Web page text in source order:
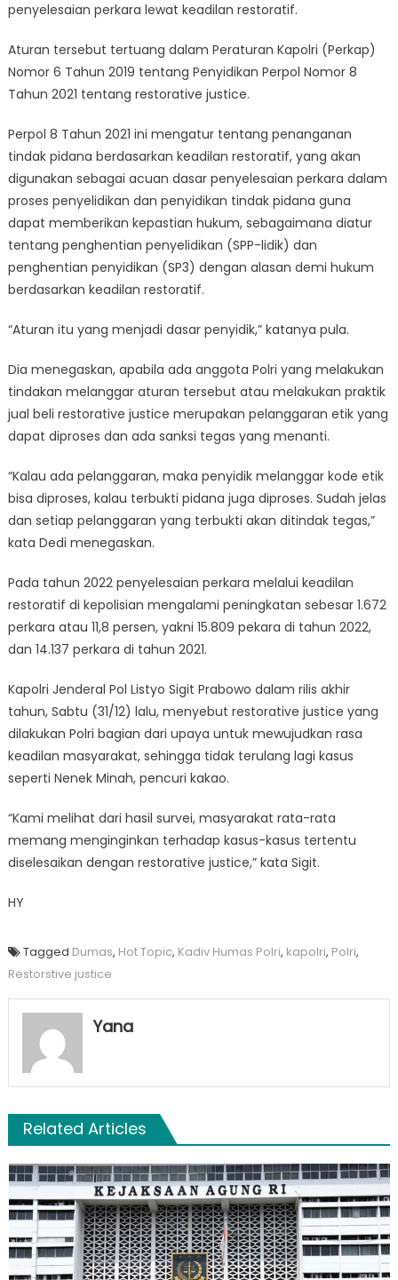
penyelesaian perkara lewat keadilan restoratif.
Aturan tersebut tertuang dalam Peraturan Kapolri (Perkap)
Nomor 6 Tahun 2019 tentang Penyidikan Perpol Nomor 8
Tahun 2021 tentang restorative justice.
Perpol 8 Tahun 2021 ini mengatur tentang penanganan
tindak pidana berdasarkan keadilan restoratif, yang akan
digunakan sebagai acuan dasar penyelesaian perkara dalam
proses penyelidikan dan penyidikan tindak pidana guna
dapat memberikan kepastian hukum, sebagaimana diatur
tentang penghentian penyelidikan (SPP-lidik) dan
penghentian penyidikan (SP3) dengan alasan demi hukum
berdasarkan keadilan restoratif.
“Aturan itu yang menjadi dasar penyidik,” katanya pula.
Dia menegaskan, apabila ada anggota Polri yang melakukan
tindakan melanggar aturan tersebut atau melakukan praktik
jual beli restorative justice merupakan pelanggaran etik yang
dapat diproses dan ada sanksi tegas yang menanti.
“Kalau ada pelanggaran, maka penyidik melanggar kode etik
bisa diproses, kalau terbukti pidana juga diproses. Sudah jelas
dan setiap pelanggaran yang terbukti akan ditindak tegas,”
kata Dedi menegaskan.
Pada tahun 2022 penyelesaian perkara melalui keadilan
restoratif di kepolisian mengalami peningkatan sebesar 1.672
perkara atau 11,8 persen, yakni 15.809 pekara di tahun 2022,
dan 14.137 perkara di tahun 2021.
Kapolri Jenderal Pol Listyo Sigit Prabowo dalam rilis akhir
tahun, Sabtu (31/12) lalu, menyebut restorative justice yang
dilakukan Polri bagian dari upaya untuk mewujudkan rasa
keadilan masyarakat, sehingga tidak terulang lagi kasus
seperti Nenek Minah, pencuri kakao.
“Kami melihat dari hasil survei, masyarakat rata-rata
memang menginginkan terhadap kasus-kasus tertentu
diselesaikan dengan restorative justice,” kata Sigit.
HY
Tagged Dumas, Hot Topic, Kadiv Humas Polri, kapolri, Polri,
Restorstive justice
Yana
Related Articles